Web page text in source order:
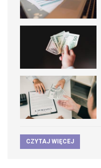
CZYTAJ WIĘCEJ